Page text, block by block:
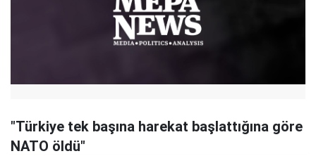
"Türkiye tek başına harekat başlattığına göre
NATO öldü"